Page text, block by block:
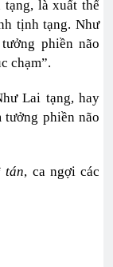
là xuất thế
tịnh tạng. Như
phiền não
chạm”.
Lai tạng, hay
phiền não
tán, ca ngợi các